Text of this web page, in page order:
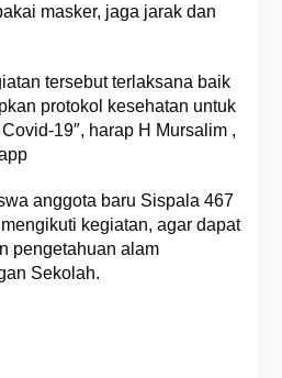
masker, jaga jarak dan
tersebut terlaksana baik
protokol kesehatan untuk
19″, harap H Mursalim ,
anggota baru Sispala 467
kegiatan, agar dapat
pengetahuan alam
Sekolah.